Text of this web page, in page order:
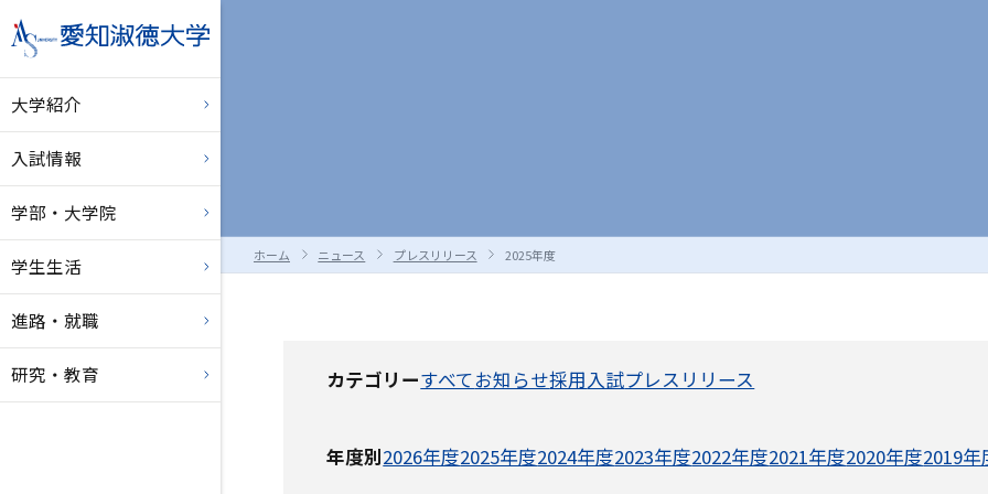
大学紹介
入試情報
学部・大学院
学生生活
進路・就職
研究・教育
ホーム ニュース プレスリリース 2025年度
カテゴリーすべてお知らせ採用入試プレスリリース
年度別2026年度2025年度2024年度2023年度2022年度2021年度2020年度2019年